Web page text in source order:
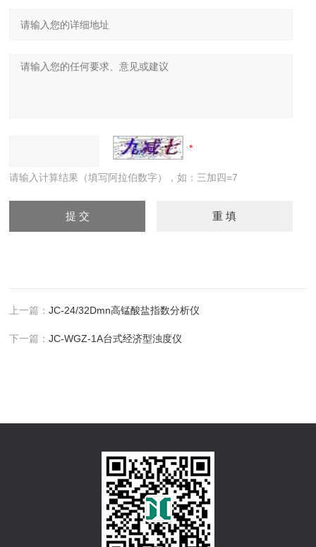
请输入计算结果（填写阿拉伯数字），如：三加四=7
上一篇：JC-24/32Dmn高锰酸盐指数分析仪
下一篇：JC-WGZ-1A台式经济型浊度仪